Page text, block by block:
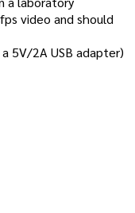
video and should
5V/2A USB adapter)